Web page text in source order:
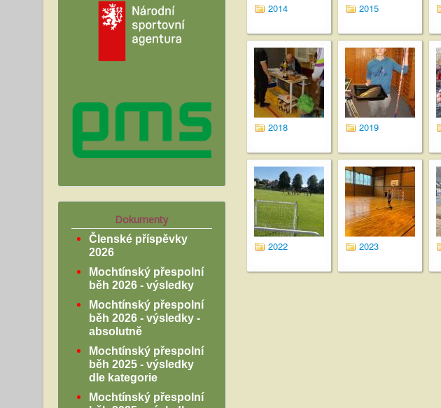
Dokumenty
Členské příspěvky
2026
Mochtínský přespolní
běh 2026 - výsledky
Mochtínský přespolní
běh 2026 - výsledky -
absolutně
Mochtínský přespolní
běh 2025 - výsledky
dle kategorie
Mochtínský přespolní
2014 2015
2018 2019
2022 2023